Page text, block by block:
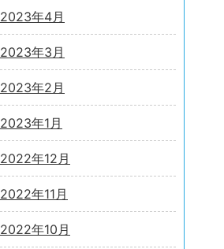
2023年4月
2023年3月
2023年2月
2023年1月
2022年12月
2022年11月
2022年10月